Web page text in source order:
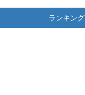
ランキング